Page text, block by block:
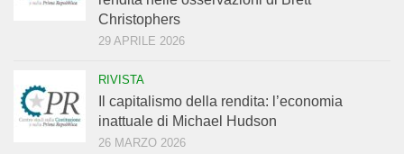
Christophers
29 APRILE 2026
RIVISTA
Il capitalismo della rendita: l’economia
inattuale di Michael Hudson
26 MARZO 2026